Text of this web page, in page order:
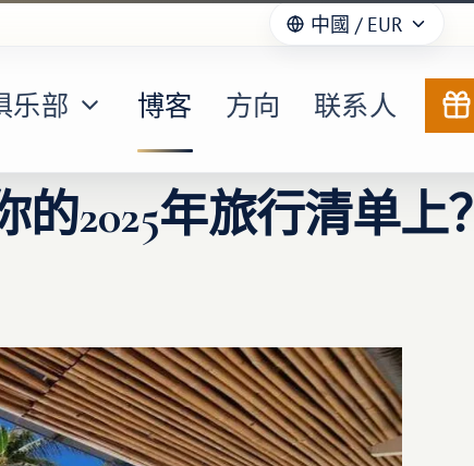
中國 / EUR
乐部 博客 方向 联系人
2025年旅行清单上？